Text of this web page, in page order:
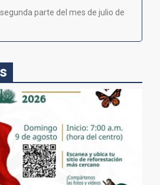
parte del mes de julio de